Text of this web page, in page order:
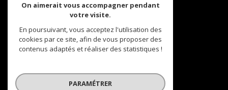
nous
suivre
adhérons
On aimerait vous accompagner pendant
votre visite.
En poursuivant, vous acceptez l'utilisation des
cookies par ce site, afin de vous proposer des
contenus adaptés et réaliser des statistiques !
PARAMÉTRER